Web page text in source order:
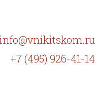
info@vnikitskom.ru
+7 (495) 926-41-14